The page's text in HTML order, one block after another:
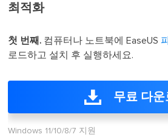
최적화
첫 번째. 컴퓨터나 노트북에 EaseUS
로드하고 설치 후 실행하세요.
무료 다운
Windows 11/10/8/7 지원